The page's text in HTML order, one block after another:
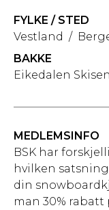
FYLKE / STED
Vestland /
BAKKE
Eikedalen
MEDLEMSINFO
BSK har
hvilken
din
man 30% rabatt